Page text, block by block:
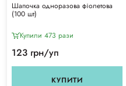
Шапочка одноразова фіолетова
(100 шт)
Купили 473 рази
123 грн/уп
КУПИТИ